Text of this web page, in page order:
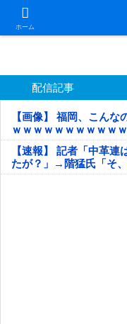
ホーム日本第一！ニュ
配信記事
【画像】 福岡、こん
ｗｗｗｗｗｗｗｗｗｗ
ｗｗｗｗｗ
【速報】 記者「中革
たが？」→階猛氏「そ